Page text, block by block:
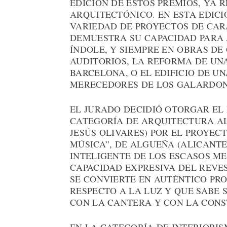
EDICIÓN DE ESTOS PREMIOS, YA
ARQUITECTÓNICO. EN ESTA
VARIEDAD DE PROYECTOS DE
DEMUESTRA SU CAPACIDAD
ÍNDOLE, Y SIEMPRE EN OBRAS
AUDITORIOS, LA REFORMA DE
BARCELONA, O EL EDIFICIO DE
MERECEDORES DE LOS
EL JURADO DECIDIÓ OTORGAR
CATEGORÍA DE ARQUITECTURA
JESÚS OLIVARES) POR EL
MÚSICA”, DE ALGUEÑA
INTELIGENTE DE LOS ESCASOS
CAPACIDAD EXPRESIVA DEL
SE CONVIERTE EN AUTÉNTICO
RESPECTO A LA LUZ Y QUE SABE
CON LA CANTERA Y CON LA